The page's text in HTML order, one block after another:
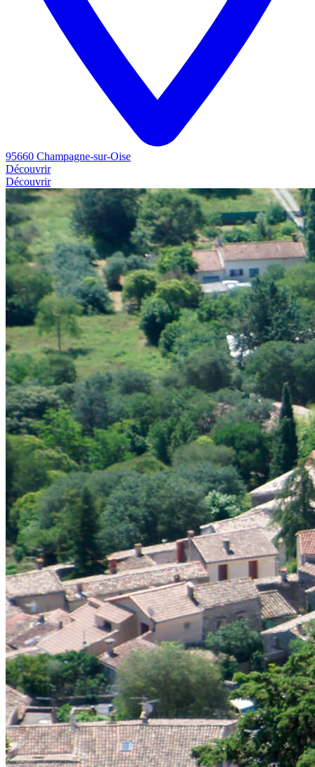
95660 Champagne-sur-Oise
Découvrir
Découvrir